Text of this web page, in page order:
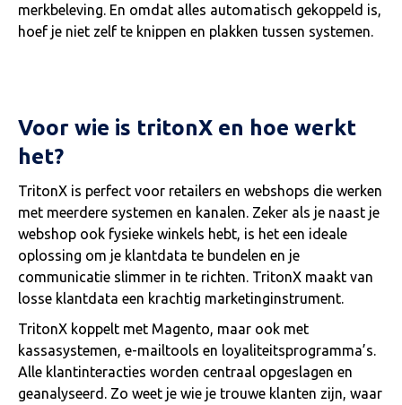
merkbeleving. En omdat alles automatisch gekoppeld is,
hoef je niet zelf te knippen en plakken tussen systemen.
Voor wie is tritonX en hoe werkt
het?
TritonX is perfect voor retailers en webshops die werken
met meerdere systemen en kanalen. Zeker als je naast je
webshop ook fysieke winkels hebt, is het een ideale
oplossing om je klantdata te bundelen en je
communicatie slimmer in te richten. TritonX maakt van
losse klantdata een krachtig marketinginstrument.
TritonX koppelt met Magento, maar ook met
kassasystemen, e-mailtools en loyaliteitsprogramma’s.
Alle klantinteracties worden centraal opgeslagen en
geanalyseerd. Zo weet je wie je trouwe klanten zijn, waar